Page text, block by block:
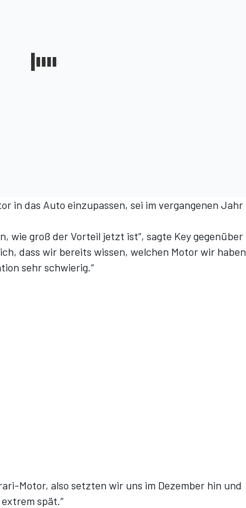
in das Auto einzupassen, sei im vergangenen Jahr
wie groß der Vorteil jetzt ist“, sagte Key gegenüber
dass wir bereits wissen, welchen Motor wir haben
sehr schwierig.“
Motor, also setzten wir uns im Dezember hin und
spät.“